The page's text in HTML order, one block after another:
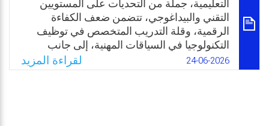
التعليمية، جملة من التحديات على المستويين
التقني والبيداغوجي، تتضمن ضعف الكفاءة
الرقمية، وقلة التدريب المتخصص في توظيف
التكنولوجيا في السياقات المهنية، إلى جانب
قصور واضح في البنية التحتية التكنولوجية في
مختلف المدارس، لا سيما بالمناطق النائية
24-06-2026 لقراءة المزيد